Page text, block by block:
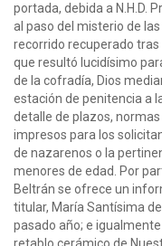
portada, debida a N.H.D.
al paso del misterio de
recorrido recuperado
que resultó lucidísimo
de la cofradía, Dios
estación de penitencia a
detalle de plazos,
impresos para los
de nazarenos o la
menores de edad. Por
Beltrán se ofrece un
titular, María Santísima
pasado año; e